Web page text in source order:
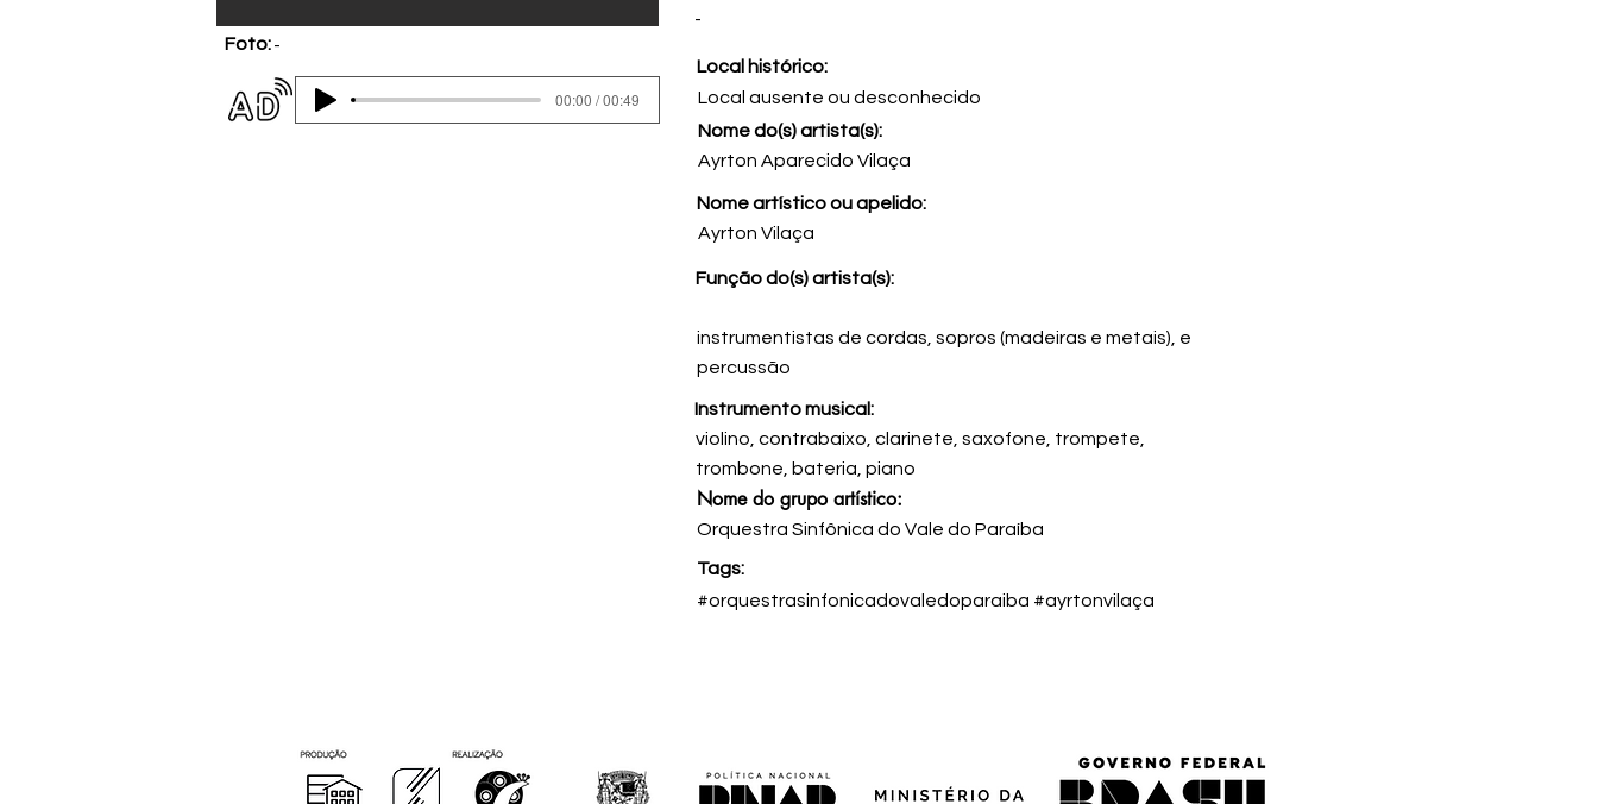
Foto:-
00:00 / 00:49
-
Local histórico:
Local ausente ou desconhecido
Nome do(s) artista(s):
Ayrton Aparecido Vilaça
Nome artístico ou apelido:
Ayrton Vilaça
Função do(s) artista(s):
instrumentistas de cordas, sopros (madeiras e metais), e
percussão
Instrumento musical:
violino, contrabaixo, clarinete, saxofone, trompete,
trombone, bateria, piano
Nome do grupo artístico:
Orquestra Sinfônica do Vale do Paraíba
Tags:
#orquestrasinfonicadovaledoparaiba #ayrtonvilaça